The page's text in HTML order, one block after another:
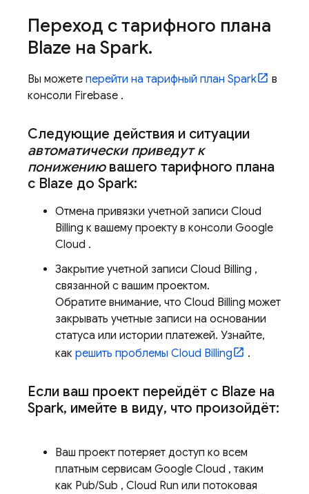
Переход с тарифного плана
Blaze на Spark.
Вы можете перейти на тарифный план Spark
в
консоли Firebase .
Следующие действия и ситуации
автоматически приведут к
понижениювашего тарифного плана
с Blaze до Spark:
Отмена привязки учетной записи Cloud
Billing к вашему проекту в консоли Google
Cloud .
Закрытие учетной записи Cloud Billing ,
связанной с вашим проектом.
Обратите внимание, что Cloud Billing может
закрывать учетные записи на основании
статуса или истории платежей. Узнайте,
как решить проблемы Cloud Billing .
Если ваш проект перейдёт с Blaze на
Spark, имейте в виду, что произойдёт:
Ваш проект потеряет доступ ко всем
платным сервисам Google Cloud , таким
как Pub/Sub , Cloud Run или потоковая